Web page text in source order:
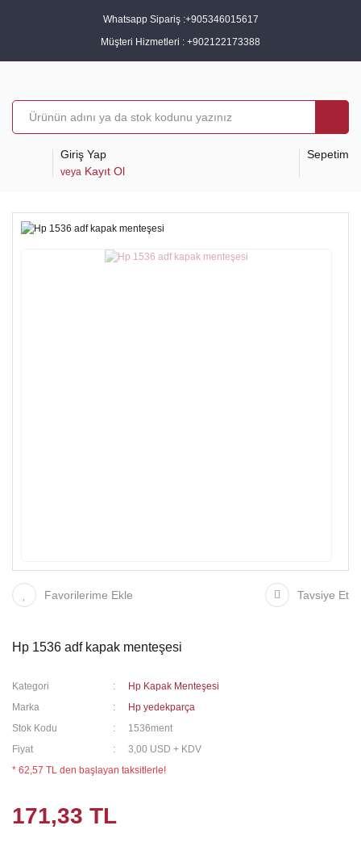
Whatsapp Sipariş :+905346015617
Müşteri Hizmetleri : +902122173388
Giriş Yap
veya Kayıt Ol
Sepetim
Favorilerime Ekle Tavsiye Et
Hp 1536 adf kapak menteşesi
Kategori
Hp Kapak Menteşesi
Marka
Hp yedekparça
Stok Kodu
1536ment
Fiyat
3,00 USD + KDV
* 62,57 TL den başlayan taksitlerle!
171,33 TL